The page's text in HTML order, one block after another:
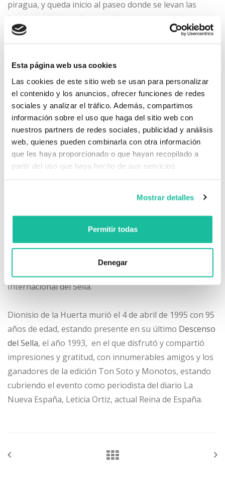
Esta página web usa cookies
Las cookies de este sitio web se usan para personalizar
el contenido y los anuncios, ofrecer funciones de redes
sociales y analizar el tráfico. Además, compartimos
información sobre el uso que haga del sitio web con
nuestros partners de redes sociales, publicidad y análisis
web, quienes pueden combinarla con otra información
que les haya proporcionado o que hayan recopilado a
partir del uso que haya hecho de sus servicios.
Mostrar detalles
Permitir todas
Denegar
piragua, y queda inicio al paseo donde se levan las
banderas de los países participantes antes de la
prueba.
Fue realizada en el año 2001, realizado por la UTE
interceptor de aguas residuales que va hacia la EDAR de
Ricao.
Todo el paseo fruto de la obra señalada y a lo largo de
la margen derecha del Sella, también pasó a
denominarse ,ya en 2009, como Paseo Dionisio de la
Huerta, en esta ocasión por parte del Ayuntamiento de
una placa conmemorativa en su recuerdo.
En la margen izquierda, sobre los muros de contención
de la margen, el artista local Aramburu, firmó un gran
mural que representa la importancia que para
Internacional del Sella.
Dionisio de la Huerta murió el 4 de abril de 1995 con 95
años de edad, estando presente en su último Descenso
del Sella, el año 1993, en el que disfrutó y compartió
impresiones y gratitud, con innumerables amigos y los
ganadores de la edición Ton Soto y Monotos, estando
cubriendo el evento como periodista del diario La
Nueva España, Leticia Ortiz, actual Reina de España.